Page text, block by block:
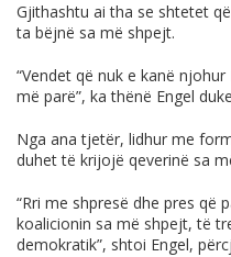
Gjithashtu ai tha se shtetet
ta bëjnë sa më shpejt.
“Vendet që nuk e kanë
më parë”, ka thënë Engel
Nga ana tjetër, lidhur me
duhet të krijojë qeverinë sa
“Rri me shpresë dhe pres
koalicionin sa më shpejt, të
demokratik”, shtoi Engel,